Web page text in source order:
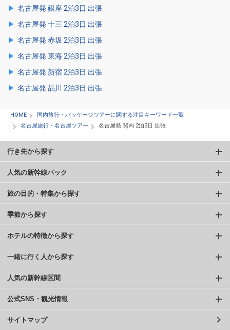
名古屋発 銀座 2泊3日 出張
名古屋発 十三 2泊3日 出張
名古屋発 赤坂 2泊3日 出張
名古屋発 東海 2泊3日 出張
名古屋発 新宿 2泊3日 出張
名古屋発 品川 2泊3日 出張
HOME
国内旅行・パッケージツアーに関する注目キーワード一覧
名古屋旅行・名古屋ツアー
名古屋発 関内 2泊3日 出張
行き先から探す
人気の新幹線パック
旅の目的・特集から探す
季節から探す
ホテルの特徴から探す
一緒に行く人から探す
人気の新幹線区間
公式SNS・観光情報
サイトマップ